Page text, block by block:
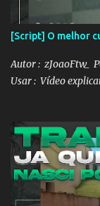
[Script] O melhor
Autor : zJoaoFtw_
Usar : Vídeo